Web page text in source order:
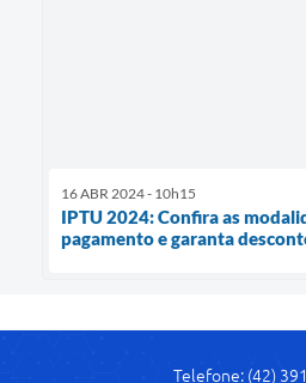
16 ABR 2024 - 10h15
IPTU 2024: Confira as
pagamento e garanta
Telefone: (42)